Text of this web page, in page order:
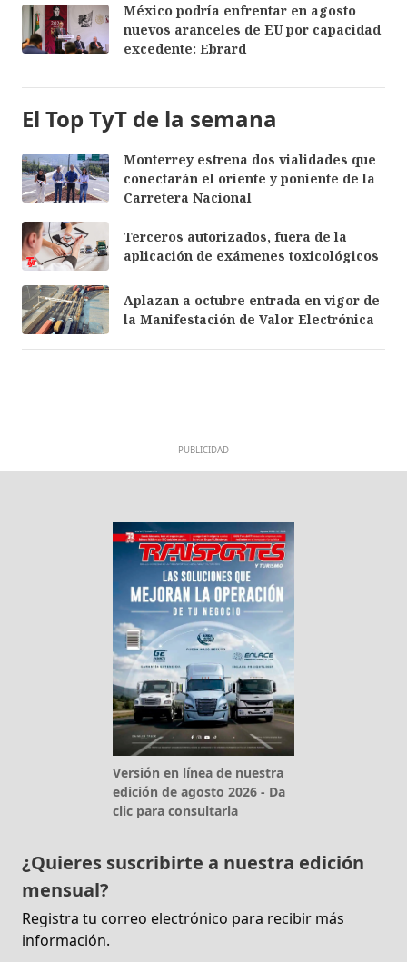
México podría enfrentar en agosto
nuevos aranceles de EU por capacidad
excedente: Ebrard
El Top TyT de la semana
Monterrey estrena dos vialidades que
conectarán el oriente y poniente de la
Carretera Nacional
Terceros autorizados, fuera de la
aplicación de exámenes toxicológicos
Aplazan a octubre entrada en vigor de
la Manifestación de Valor Electrónica
PUBLICIDAD
Versión en línea de nuestra
edición de agosto 2026 - Da
clic para consultarla
¿Quieres suscribirte a nuestra edición
mensual?
Registra tu correo electrónico para recibir más
información.